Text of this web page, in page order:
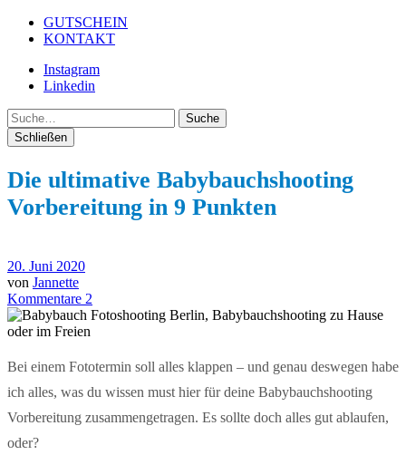
GUTSCHEIN
KONTAKT
Instagram
Linkedin
Suche
Schließen
Die ultimative Babybauchshooting
Vorbereitung in 9 Punkten
20. Juni 2020
von Jannette
Kommentare 2
Bei einem Fototermin soll alles klappen – und genau deswegen habe
ich alles, was du wissen must hier für deine Babybauchshooting
Vorbereitung zusammengetragen. Es sollte doch alles gut ablaufen,
oder?